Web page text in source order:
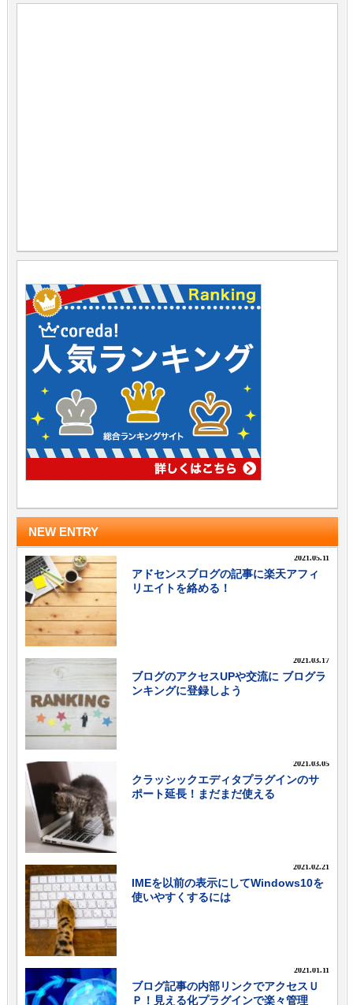
NEW ENTRY
2021.05.11
アドセンスブログの記事に楽天アフィ
リエイトを絡める！
2021.03.17
ブログのアクセスUPや交流に ブログラ
ンキングに登録しよう
2021.03.05
クラッシックエディタプラグインのサ
ポート延長！まだまだ使える
2021.02.21
IMEを以前の表示にしてWindows10を
使いやすくするには
2021.01.11
ブログ記事の内部リンクでアクセスＵ
Ｐ！見える化プラグインで楽々管理